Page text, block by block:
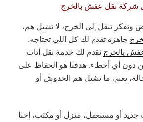
شركة نقل عفش بالخرج
وتفكر تنقل إلى الخرج، لا تشيل هم،
جاهزة تقدم لك كل اللي تحتاجه.
بالخرج نقدم لك خدمة نقل أثاث
دون أي أخطاء. هدفنا هو الحفاظ على
يعني ما تشيل هم الخدوش أو
أو مستعمل، منزل أو مكتب، إحنا